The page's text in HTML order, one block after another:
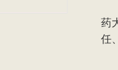
药
任